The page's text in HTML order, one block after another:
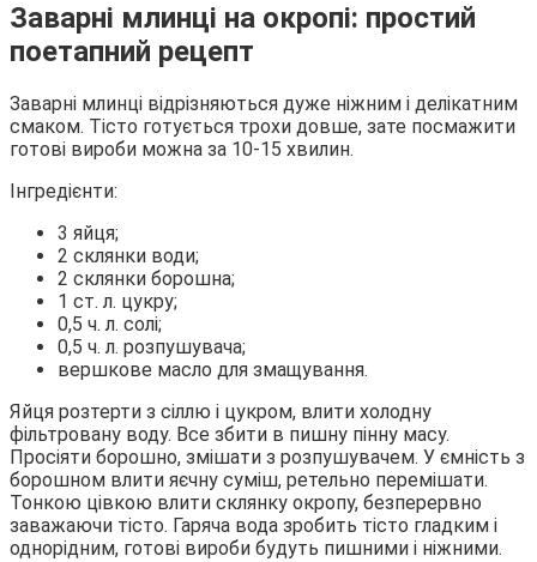
Заварні млинці на окропі: простий
поетапний рецепт
Заварні млинці відрізняються дуже ніжним і делікатним
смаком. Тісто готується трохи довше, зате посмажити
готові вироби можна за 10-15 хвилин.
Інгредієнти:
3 яйця;
2 склянки води;
2 склянки борошна;
1 ст. л. цукру;
0,5 ч. л. солі;
0,5 ч. л. розпушувача;
вершкове масло для змащування.
Яйця розтерти з сіллю і цукром, влити холодну
фільтровану воду. Все збити в пишну пінну масу.
Просіяти борошно, змішати з розпушувачем. У ємність з
борошном влити яєчну суміш, ретельно перемішати.
Тонкою цівкою влити склянку окропу, безперервно
заважаючи тісто. Гаряча вода зробить тісто гладким і
однорідним, готові вироби будуть пишними і ніжними.